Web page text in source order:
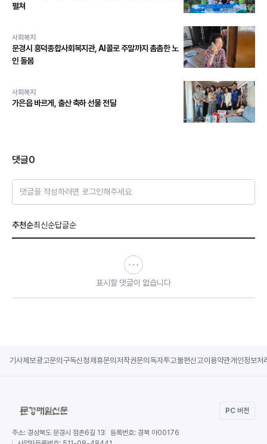
펼쳐
사회복지
문경시 흥덕종합사회복지관, AI콜로 주말까지 촘촘한 노
인 돌봄
사회복지
가은읍 바르게, 출산 축하 선물 전달
댓글0
댓글을 작성하려면 로그인해주세요
추천순최신순답글순
표시할 댓글이 없습니다
기사제보광고문의 구독신청제휴문의 저작권문의 독자투고불편신고이용약관개인정보처
PC 버전
주소: 경상북도 문경시 점촌6길 13 등록번호: 경북 아00176